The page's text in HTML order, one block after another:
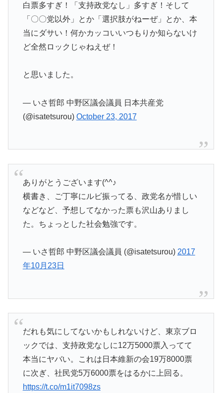
白票多すぎ！「支持政党なし」多すぎ！そして
「〇〇党以外」とか「選択肢がねーぜ」とか、本
当にダサい！何かカッコいいつもりか知らないけ
ど全然ロックじゃねえぜ！
と思いました。
— いさ哲郎 中野区議会議員 日本共産党
(@isatetsurou) October 23, 2017
ありがとうございます(^^♪
横書き、ご丁寧にルビ振ってる、政党名が惜しい
などなど、予想してなかった票も沢山ありまし
た。ちょっとした社会勉強です。
— いさ哲郎 中野区議会議員 (@isatetsurou) 2017
年10月23日
だれも気にしてないかもしれないけど、東京ブロ
ックでは、支持政党なしに12万5000票入ってて
本当にヤバい。これは日本維新の会19万8000票
に次ぎ、社民党5万6000票をはるかに上回る。
https://t.co/m1it7098zs